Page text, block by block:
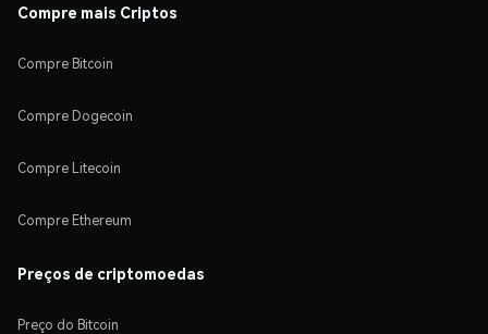
Compre mais Criptos
Compre Bitcoin
Compre Dogecoin
Compre Litecoin
Compre Ethereum
Preços de criptomoedas
Preço do Bitcoin